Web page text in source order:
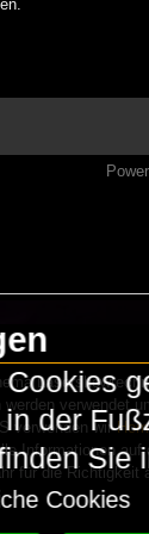
verwendet
verwenden wir
Informationen
für die Richtigkeit
der
Sie
Cookies